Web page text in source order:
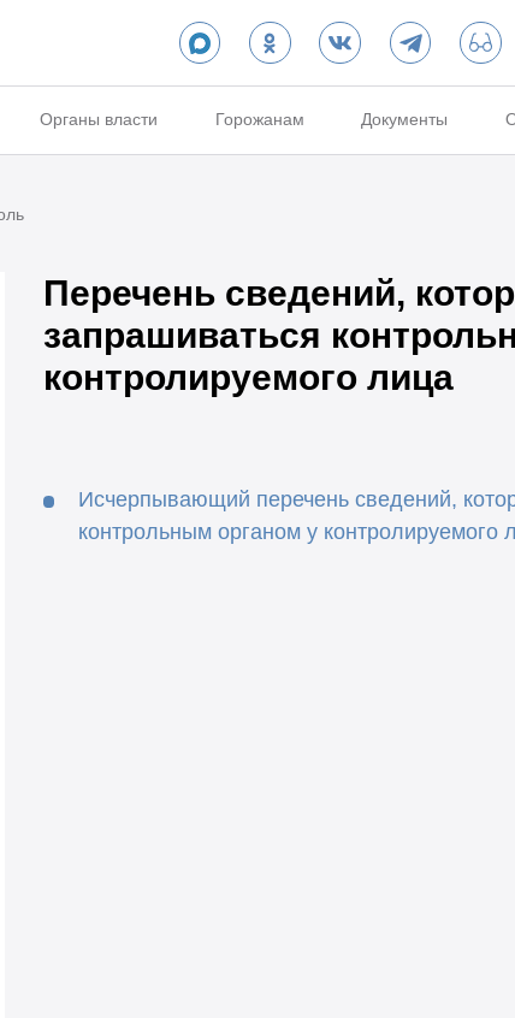
Органы власти Горожанам Документы
Перечень сведений,
запрашиваться
контролируемого лица
Исчерпывающий перечень сведений,
контрольным органом у контролируемого